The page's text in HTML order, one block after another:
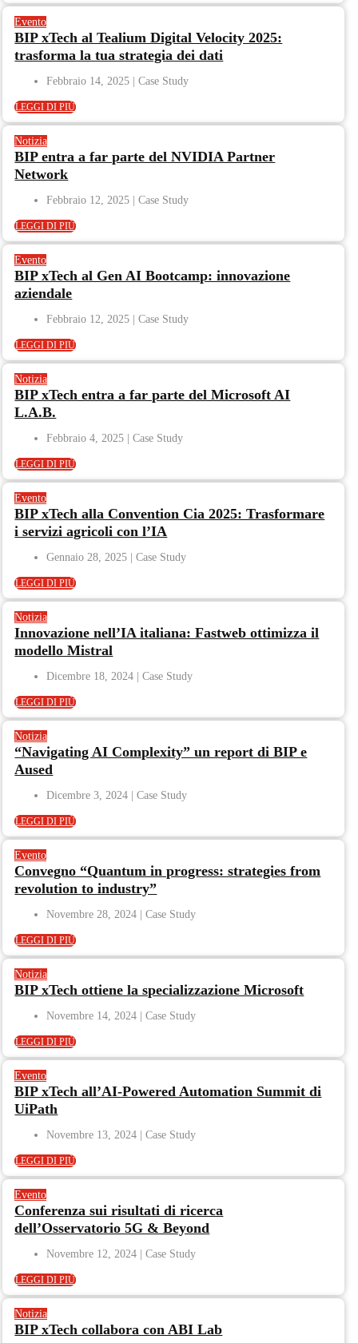
Evento
BIP xTech al Tealium Digital Velocity 2025:
trasforma la tua strategia dei dati
Febbraio 14, 2025
LEGGI DI PIÙ
Notizia
BIP entra a far parte del NVIDIA Partner
Network
Febbraio 12, 2025
LEGGI DI PIÙ
Evento
BIP xTech al Gen AI Bootcamp: innovazione
aziendale
Febbraio 12, 2025
LEGGI DI PIÙ
Notizia
BIP xTech entra a far parte del Microsoft AI
L.A.B.
Febbraio 4, 2025
LEGGI DI PIÙ
Evento
BIP xTech alla Convention Cia 2025: Trasformare
i servizi agricoli con l’IA
Gennaio 28, 2025
LEGGI DI PIÙ
Notizia
Innovazione nell’IA italiana: Fastweb ottimizza il
modello Mistral
Dicembre 18, 2024
LEGGI DI PIÙ
Notizia
“Navigating AI Complexity” un report di BIP e
Aused
Dicembre 3, 2024
LEGGI DI PIÙ
Evento
Convegno “Quantum in progress: strategies from
revolution to industry”
Novembre 28, 2024
LEGGI DI PIÙ
Notizia
BIP xTech ottiene la specializzazione Microsoft
Novembre 14, 2024
LEGGI DI PIÙ
Evento
BIP xTech all’AI-Powered Automation Summit di
UiPath
Novembre 13, 2024
LEGGI DI PIÙ
Evento
Conferenza sui risultati di ricerca
dell’Osservatorio 5G & Beyond
Novembre 12, 2024
LEGGI DI PIÙ
Notizia
BIP xTech collabora con ABI Lab